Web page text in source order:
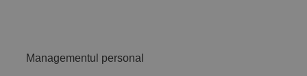
Managementul personal